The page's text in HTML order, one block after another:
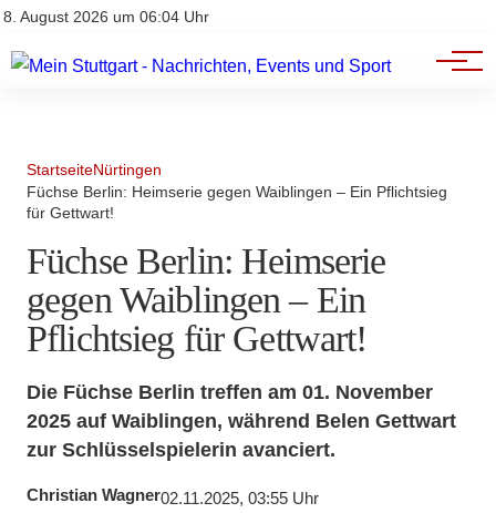
8. August 2026 um 06:04 Uhr
Impressum
Branchenbuch
Werbung
StartseiteNürtingen
Füchse Berlin: Heimserie gegen Waiblingen – Ein Pflichtsieg
für Gettwart!
Füchse Berlin: Heimserie
gegen Waiblingen – Ein
Pflichtsieg für Gettwart!
Die Füchse Berlin treffen am 01. November
2025 auf Waiblingen, während Belen Gettwart
zur Schlüsselspielerin avanciert.
Christian Wagner02.11.2025, 03:55 Uhr